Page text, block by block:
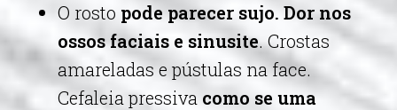
O rosto pode parecer sujo. Dor nos
ossos faciais e sinusite. Crostas
amareladas e pústulas na face.
Cefaleia pressiva como se uma